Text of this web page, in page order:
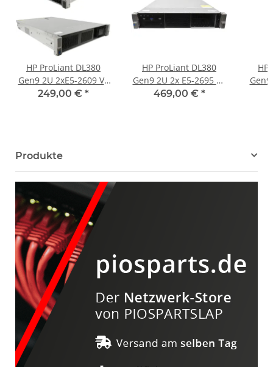
HP ProLiant DL380
Gen9 2U 2xE5-2609 V3
32GB 8 Bay 2,5 Zoll
249,00 € *
HP ProLiant DL380
Gen9 2U 2x E5-2695 V3
64GB RAM P440ar/4GB
469,00 € *
HP
Produkte